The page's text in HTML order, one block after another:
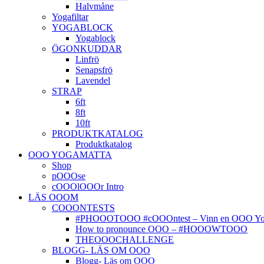
Halvmåne
Yogafiltar
YOGABLOCK
Yogablock
ÖGONKUDDAR
Linfrö
Senapsfrö
Lavendel
STRAP
6ft
8ft
10ft
PRODUKTKATALOG
Produktkatalog
OOO YOGAMATTA
Shop
pOOOse
cOOOlOOOr Intro
LÄS OOOM
COOONTESTS
#PHOOOTOOO #cOOOntest – Vinn en OOO
How to pronounce OOO – #HOOOWTOOO
THEOOOCHALLENGE
BLOGG- LÄS OM OOO
Blogg- Läs om OOO